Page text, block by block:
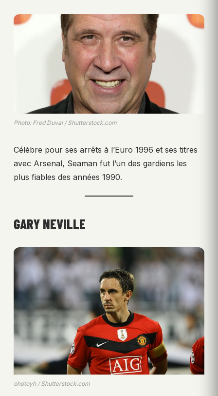
Photo: Fred Duval / Shutterstock.com
Célèbre pour ses arrêts à l’Euro 1996 et ses titres
avec Arsenal, Seaman fut l’un des gardiens les
plus fiables des années 1990.
GARY NEVILLE
photoyh / Shutterstock.com